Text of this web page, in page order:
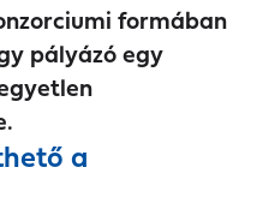
formában
pályázó egy
a